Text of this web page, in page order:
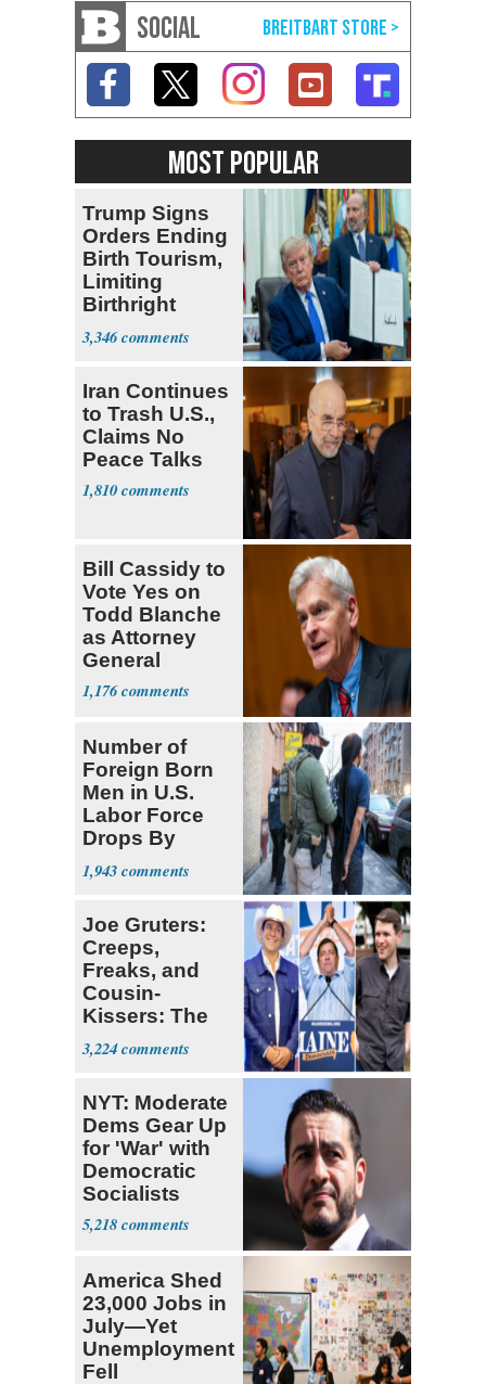
SOCIAL
MOST POPULAR
Trump Signs
Orders Ending
Birth Tourism,
Limiting
Birthright
Citizenship
3,346
Iran Continues
to Trash U.S.,
Claims No
Peace Talks
1,810
Bill Cassidy to
Vote Yes on
Todd Blanche
as Attorney
General
1,176
Number of
Foreign Born
Men in U.S.
Labor Force
Drops By
Nearly 1 Million
1,943
Joe Gruters:
Creeps,
Freaks, and
Cousin-
Kissers: The
Dems' Midterm
Ticket
3,224
NYT: Moderate
Dems Gear Up
for 'War' with
Democratic
Socialists
5,218
America Shed
23,000 Jobs in
July—Yet
Unemployment
Fell